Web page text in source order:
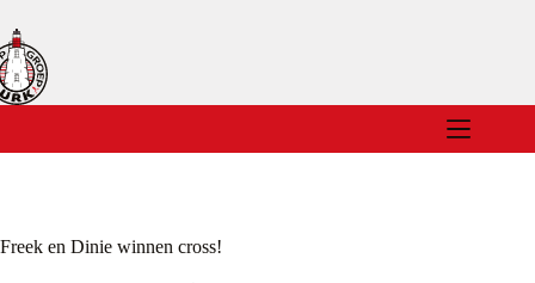
naar
de
inhoud
Freek en Dinie winnen cross!